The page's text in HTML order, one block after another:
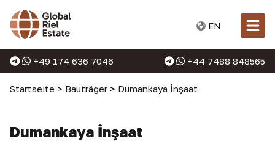
EN
+49 174 636 7046 +44 7488 848565
Startseite > Bauträger > Dumankaya İnşaat
Dumankaya İnşaat